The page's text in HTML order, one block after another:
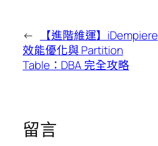
←
【進階維運】iDempiere
效能優化與 Partition
Table：DBA 完全攻略
留言